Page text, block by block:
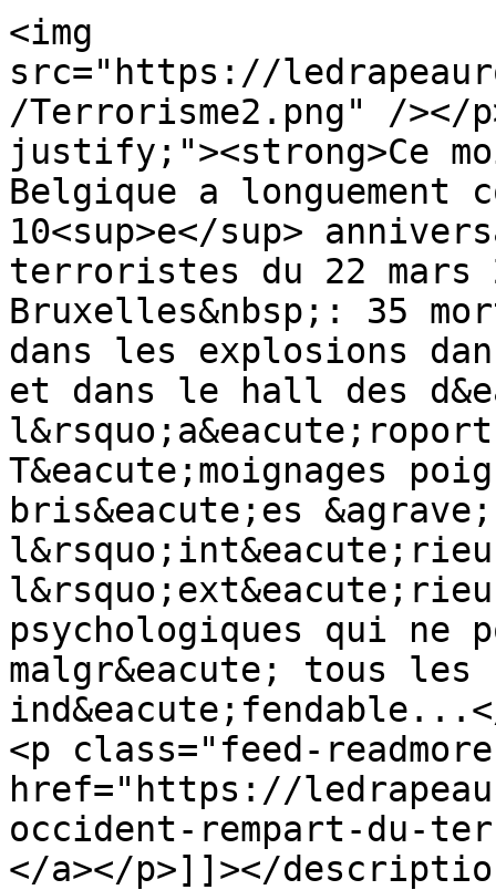
<img
src="https://
/Terrorisme2.png" /
justify;"><strong>Ce
Belgique a longuement
10<sup>e</sup>
terroristes du 22 mars
Bruxelles&nbsp;: 35
dans les explosions
et dans le hall des
T&eacute;moignages
bris&eacute;es
psychologiques qui ne
malgr&eacute; tous
<p class="feed-
href="https://
occident-rempart-du-
</a></p>]]></